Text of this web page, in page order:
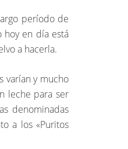
período de
hoy en día está
a hacerla.
varían y mucho
leche para ser
denominadas
a los «Puritos